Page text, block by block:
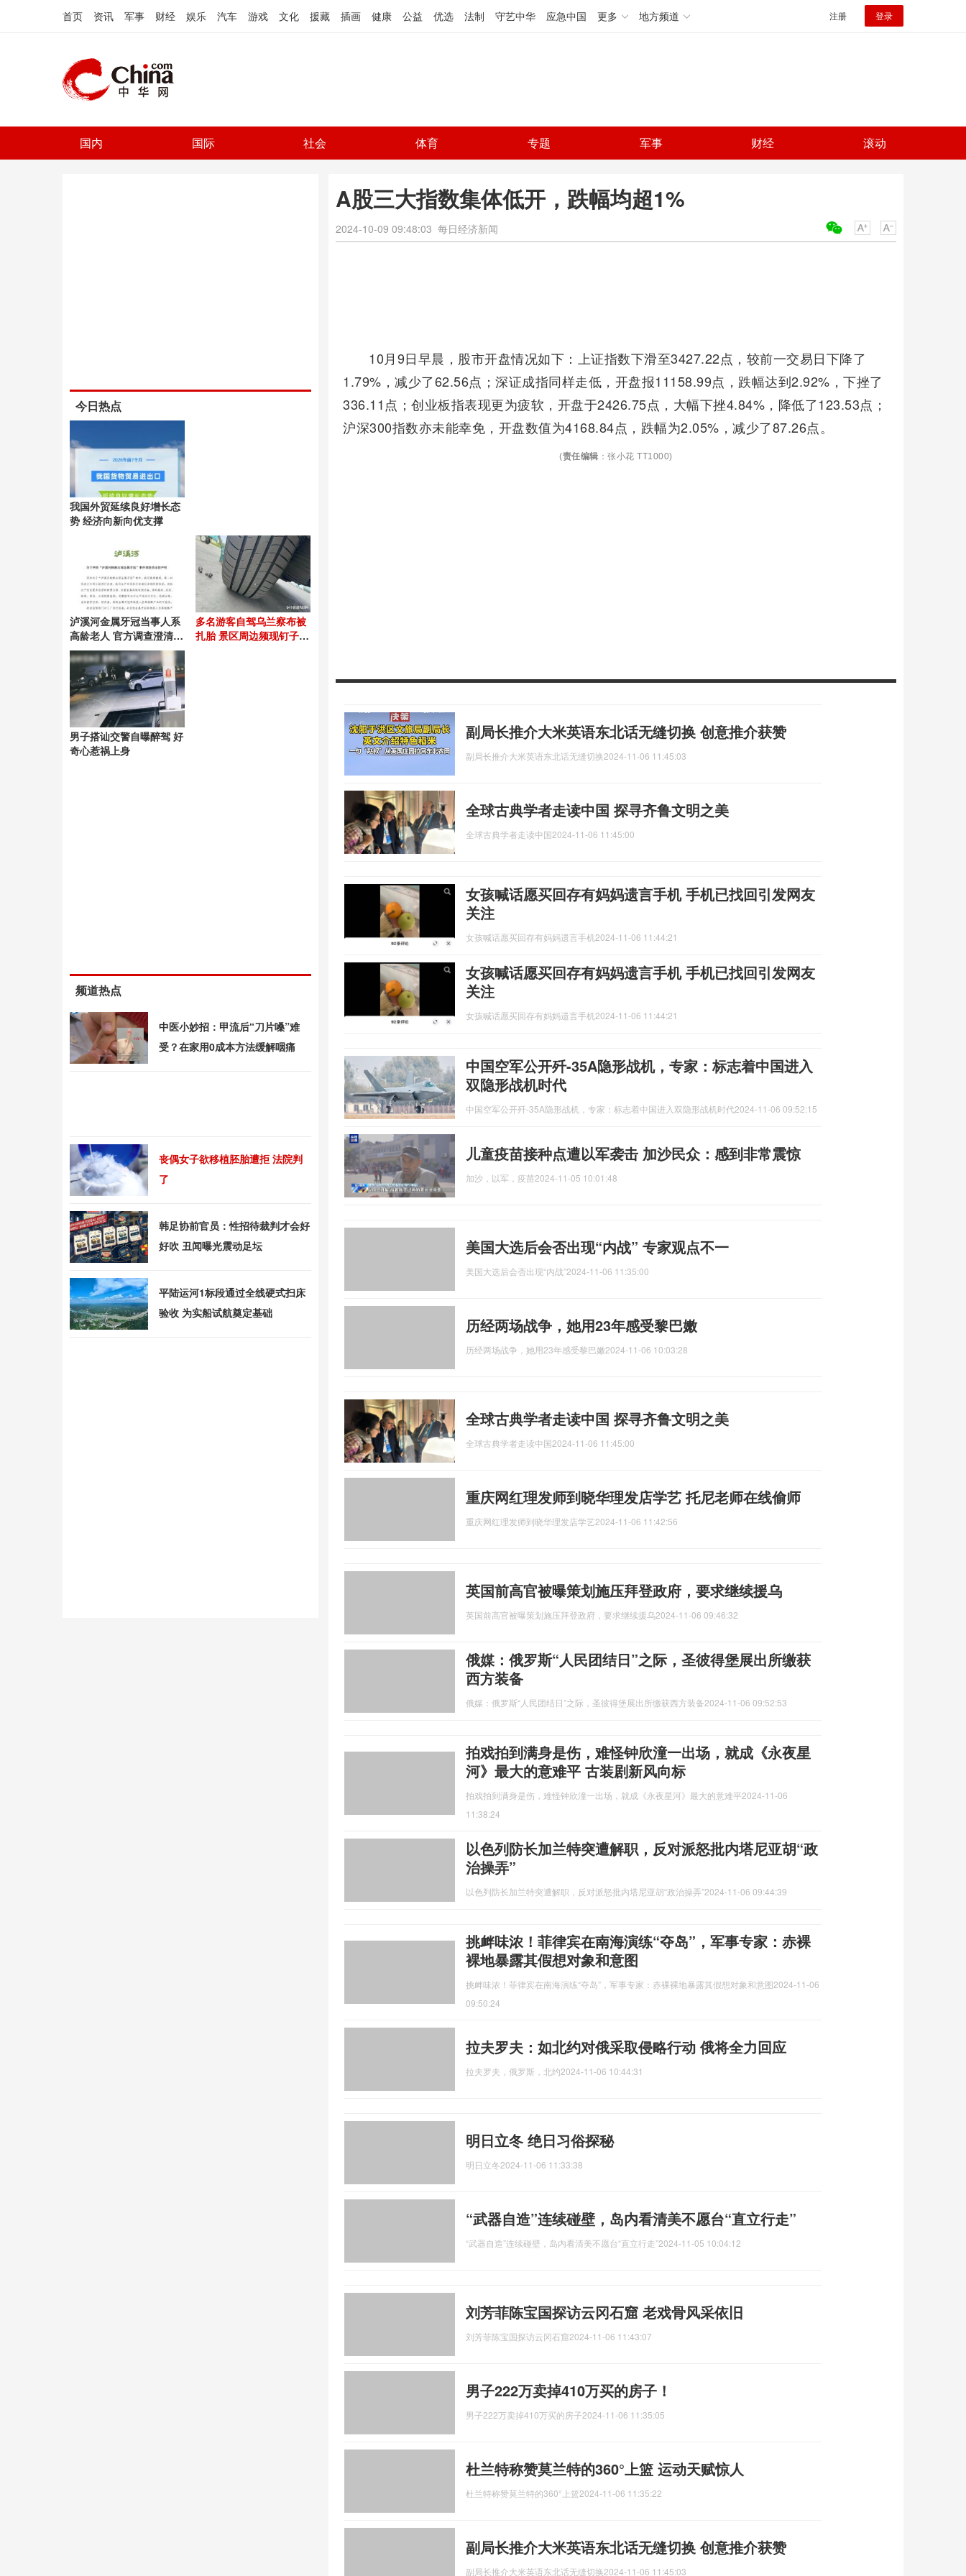
首页 资讯 军事 财经 娱乐 汽车 游戏 文化 援藏 插画 健康 公益 优选 法制 守艺中华 应急中国 更多 地方频道 注册 登录
国内 国际 社会 体育 专题 军事 财经 滚动
A股三大指数集体低开，跌幅均超1%
2024-10-09 09:48:03 每日经济新闻
10月9日早晨，股市开盘情况如下：上证指数下滑至3427.22点，较前一交易日下降了
1.79%，减少了62.56点；深证成指同样走低，开盘报11158.99点，跌幅达到2.92%，下挫了
336.11点；创业板指表现更为疲软，开盘于2426.75点，大幅下挫4.84%，降低了123.53点；
沪深300指数亦未能幸免，开盘数值为4168.84点，跌幅为2.05%，减少了87.26点。
(责任编辑 ：张小花 TT1000)
副局长推介大米英语东北话无缝切换 创意推介获赞
副局长推介大米英语东北话无缝切换2024-11-06 11:45:03
全球古典学者走读中国 探寻齐鲁文明之美
全球古典学者走读中国2024-11-06 11:45:00
女孩喊话愿买回存有妈妈遗言手机 手机已找回引发网友
关注
女孩喊话愿买回存有妈妈遗言手机 2024-11-06 11:44:21
女孩喊话愿买回存有妈妈遗言手机 手机已找回引发网友
关注
女孩喊话愿买回存有妈妈遗言手机 2024-11-06 11:44:21
中国空军公开歼-35A隐形战机，专家：标志着中国进入
双隐形战机时代
中国空军公开歼-35A隐形战机，专家：标志着中国进入双隐形战机时代2024-11-06 09:52:15
儿童疫苗接种点遭以军袭击 加沙民众：感到非常震惊
加沙，以军，疫苗2024-11-05 10:01:48
美国大选后会否出现“内战” 专家观点不一
美国大选后会否出现“内战”2024-11-06 11:35:00
历经两场战争，她用23年感受黎巴嫩
历经两场战争，她用23年感受黎巴嫩2024-11-06 10:03:28
全球古典学者走读中国 探寻齐鲁文明之美
全球古典学者走读中国2024-11-06 11:45:00
重庆网红理发师到晓华理发店学艺 托尼老师在线偷师
重庆网红理发师到晓华理发店学艺2024-11-06 11:42:56
英国前高官被曝策划施压拜登政府，要求继续援乌
英国前高官被曝策划施压拜登政府，要求继续援乌2024-11-06 09:46:32
俄媒：俄罗斯“人民团结日”之际，圣彼得堡展出所缴获
西方装备
俄媒：俄罗斯“人民团结日”之际，圣彼得堡展出所缴获西方装备2024-11-06 09:52:53
拍戏拍到满身是伤，难怪钟欣潼一出场，就成《永夜星
河》最大的意难平 古装剧新风向标
拍戏拍到满身是伤，难怪钟欣潼一出场，就成《永夜星河》最大的意难平2024-11-06
11:38:24
以色列防长加兰特突遭解职，反对派怒批内塔尼亚胡“政
治操弄”
以色列防长加兰特突遭解职，反对派怒批内塔尼亚胡“政治操弄”2024-11-06 09:44:39
挑衅味浓！菲律宾在南海演练“夺岛”，军事专家：赤裸
裸地暴露其假想对象和意图
挑衅味浓！菲律宾在南海演练“夺岛”，军事专家：赤裸裸地暴露其假想对象和意图2024-11-06
09:50:24
拉夫罗夫：如北约对俄采取侵略行动 俄将全力回应
拉夫罗夫，俄罗斯，北约2024-11-06 10:44:31
明日立冬 绝日习俗探秘
明日立冬2024-11-06 11:33:38
“武器自造”连续碰壁，岛内看清美不愿台“直立行走”
“武器自造”连续碰壁，岛内看清美不愿台“直立行走”2024-11-05 10:04:12
刘芳菲陈宝国探访云冈石窟 老戏骨风采依旧
刘芳菲陈宝国探访云冈石窟2024-11-06 11:43:07
男子222万卖掉410万买的房子！
男子222万卖掉410万买的房子2024-11-06 11:35:05
杜兰特称赞莫兰特的360°上篮 运动天赋惊人
杜兰特称赞莫兰特的360°上篮2024-11-06 11:35:22
副局长推介大米英语东北话无缝切换 创意推介获赞
副局长推介大米英语东北话无缝切换2024-11-06 11:45:03
今日热点
我国外贸延续良好增长态
势 经济向新向优支撑
泸溪河金属牙冠当事人系
高龄老人 官方调查澄清真
相
多名游客自驾乌兰察布被
扎胎 景区周边频现钉子陷
男子搭讪交警自曝醉驾 好
奇心惹祸上身
频道热点
中医小妙招：甲流后“刀片嗓”难
受？在家用0成本方法缓解咽痛
丧偶女子欲移植胚胎遭拒 法院判
了
韩足协前官员：性招待裁判才会好
好吹 丑闻曝光震动足坛
平陆运河1标段通过全线硬式扫床
验收 为实船试航奠定基础